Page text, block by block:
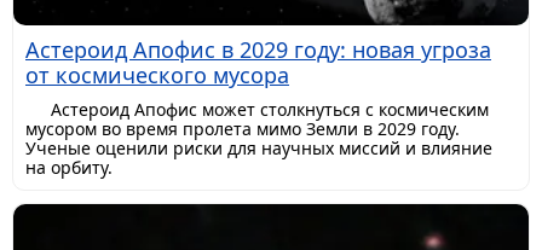
Астероид Апофис в 2029 году: новая угроза
от космического мусора
Астероид Апофис может столкнуться с космическим
мусором во время пролета мимо Земли в 2029 году.
Ученые оценили риски для научных миссий и влияние
на орбиту.